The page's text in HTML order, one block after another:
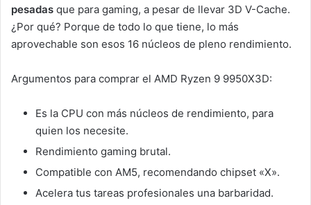
pesadas que para gaming, a pesar de llevar 3D V-Cache.
¿Por qué? Porque de todo lo que tiene, lo más
aprovechable son esos 16 núcleos de pleno rendimiento.
Argumentos para comprar el AMD Ryzen 9 9950X3D:
Es la CPU con más núcleos de rendimiento, para
quien los necesite.
Rendimiento gaming brutal.
Compatible con AM5, recomendando chipset «X».
Acelera tus tareas profesionales una barbaridad.